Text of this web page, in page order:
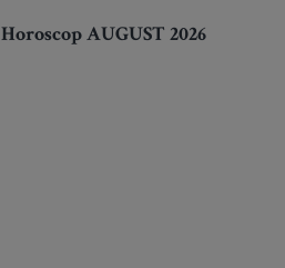
Horoscop AUGUST 2026